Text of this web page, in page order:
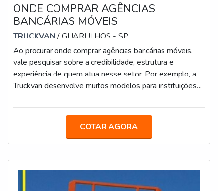
ONDE COMPRAR AGÊNCIAS
BANCÁRIAS MÓVEIS
TRUCKVAN/ GUARULHOS - SP
Ao procurar onde comprar agências bancárias móveis,
vale pesquisar sobre a credibilidade, estrutura e
experiência de quem atua nesse setor. Por exemplo, a
Truckvan desenvolve muitos modelos para instituições
têm a vantagem de proporcionar mais comodidade e
estruturas, as unidades aproximam mais os clientes das
companhias, suprindo a demanda da população em locais
COTAR AGORA